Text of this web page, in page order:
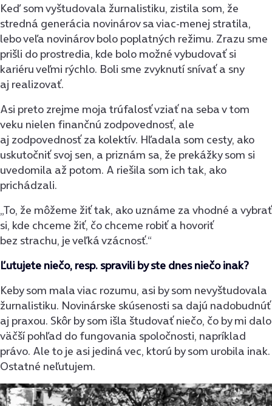
Keď som vyštudovala žurnalistiku, zistila som, že
stredná generácia novinárov sa viac-menej stratila,
lebo veľa novinárov bolo poplatných režimu. Zrazu sme
prišli do prostredia, kde bolo možné vybudovať si
kariéru veľmi rýchlo. Boli sme zvyknutí snívať a sny
aj realizovať.
Asi preto zrejme moja trúfalosť vziať na seba v tom
veku nielen finančnú zodpovednosť, ale
aj zodpovednosť za kolektív. Hľadala som cesty, ako
uskutočniť svoj sen, a priznám sa, že prekážky som si
uvedomila až potom. A riešila som ich tak, ako
prichádzali.
„To, že môžeme žiť tak, ako uznáme za vhodné a vybrať
si, kde chceme žiť, čo chceme robiť a hovoriť
bez strachu, je veľká vzácnosť.“
Ľutujete niečo, resp. spravili by ste dnes niečo inak?
Keby som mala viac rozumu, asi by som nevyštudovala
žurnalistiku. Novinárske skúsenosti sa dajú nadobudnúť
aj praxou. Skôr by som išla študovať niečo, čo by mi dalo
väčší pohľad do fungovania spoločnosti, napríklad
právo. Ale to je asi jediná vec, ktorú by som urobila inak.
Ostatné neľutujem.